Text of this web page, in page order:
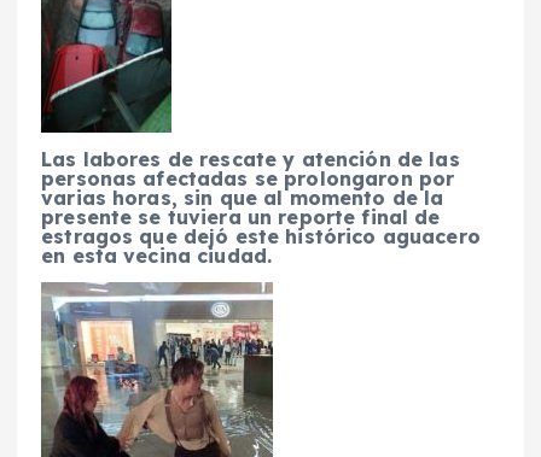
Las labores de rescate y atención de las
personas afectadas se prolongaron por
varias horas, sin que al momento de la
presente se tuviera un reporte final de
estragos que dejó este histórico aguacero
en esta vecina ciudad.